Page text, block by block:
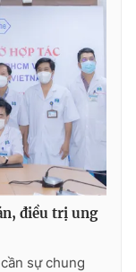
điều trị ung
sự chung